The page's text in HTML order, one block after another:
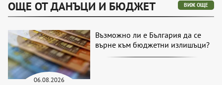
ОЩЕ ОТ ДАНЪЦИ И БЮДЖЕТ ВИЖ ОЩЕ
06.08.2026
Възможно ли е България да се
върне към бюджетни излишъци?